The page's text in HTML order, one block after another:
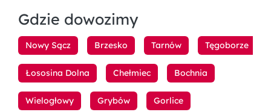
Gdzie dowozimy
Nowy Sącz Brzesko Tarnów Tęgoborze
Łososina Dolna Chełmiec Bochnia
Wielogłowy Grybów Gorlice